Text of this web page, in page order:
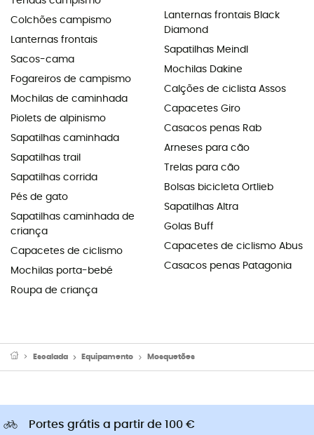
Colchões campismo
Lanternas frontais
Sacos-cama
Fogareiros de campismo
Mochilas de caminhada
Piolets de alpinismo
Sapatilhas caminhada
Sapatilhas trail
Sapatilhas corrida
Pés de gato
Sapatilhas caminhada de
criança
Capacetes de ciclismo
Mochilas porta-bebé
Roupa de criança
Lanternas frontais Black
Diamond
Sapatilhas Meindl
Mochilas Dakine
Calções de ciclista Assos
Capacetes Giro
Casacos penas Rab
Arneses para cão
Trelas para cão
Bolsas bicicleta Ortlieb
Sapatilhas Altra
Golas Buff
Capacetes de ciclismo Abus
Casacos penas Patagonia
Escalada Equipamento Mosquetões
Portes grátis a partir de 100 €